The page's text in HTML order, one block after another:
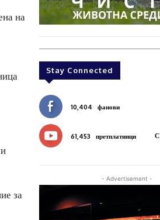
на
за
Stay Connected
10,404 фанови
61,453 претплатници
- Advertisement -